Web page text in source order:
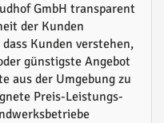
GmbH transparent
der Kunden
Kunden verstehen,
günstigste Angebot
aus der Umgebung zu
Preis-Leistungs-